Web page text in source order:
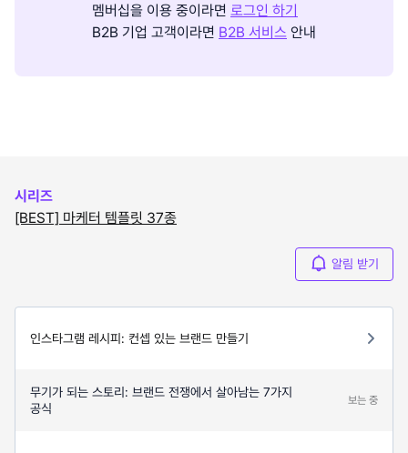
멤버십을 이용 중이라면 로그인 하기
B2B 기업 고객이라면 B2B 서비스 안내
시리즈
[BEST] 마케터 템플릿 37종
알림 받기
인스타그램 레시피: 컨셉 있는 브랜드 만들기
무기가 되는 스토리: 브랜드 전쟁에서 살아남는 7가지
공식
보는 중